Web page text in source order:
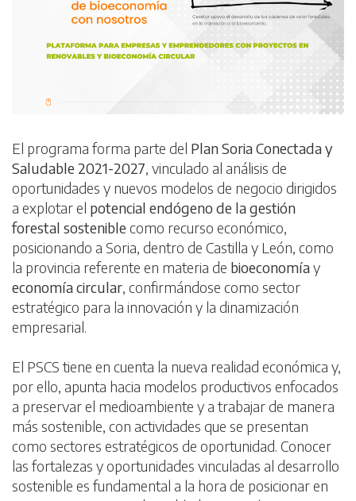
El programa forma parte del Plan Soria Conectada y
Saludable 2021-2027, vinculado al análisis de
oportunidades y nuevos modelos de negocio dirigidos
a explotar el potencial endógeno de la gestión
forestal sostenible como recurso económico,
posicionando a Soria, dentro de Castilla y León, como
la provincia referente en materia de bioeconomíay
economía circular, confirmándose como sector
estratégico para la innovación y la dinamización
empresarial.
El PSCS tiene en cuenta la nueva realidad económica y,
por ello, apunta hacia modelos productivos enfocados
a preservar el medioambiente y a trabajar de manera
más sostenible, con actividades que se presentan
como sectores estratégicos de oportunidad. Conocer
las fortalezas y oportunidades vinculadas al desarrollo
sostenible es fundamental a la hora de posicionar en